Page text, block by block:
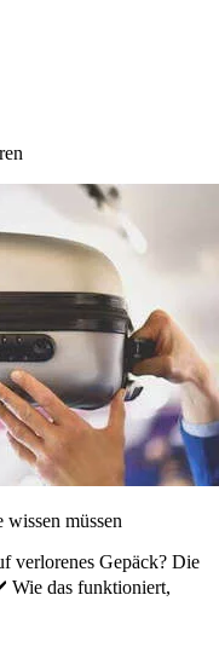
müssen
verlorenes Gepäck? Die
Wie das funktioniert,